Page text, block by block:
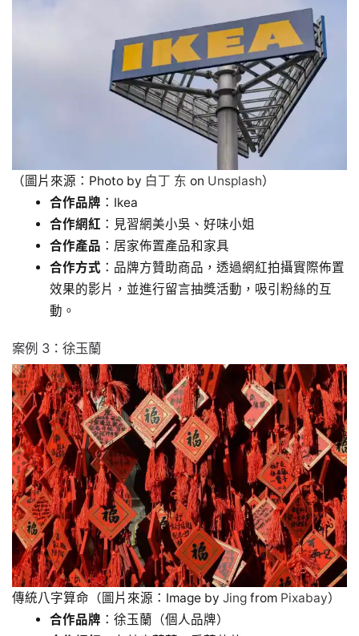
（圖片來源：Photo by 白丁 东 on Unsplash）
合作品牌 ：Ikea
合作網紅 ：見習網美小吳、好味小姐
合作產品 ：居家佈置產品和家具
合作方式 ：品牌方贊助商品，透過網紅拍攝實際佈置
效果的影片，並進行留言抽獎活動，吸引粉絲的互
動。
案例 3：徐玉蘭
傳統八字算命（圖片來源：Image by Jing from Pixabay）
合作品牌 ：徐玉蘭（個人品牌）